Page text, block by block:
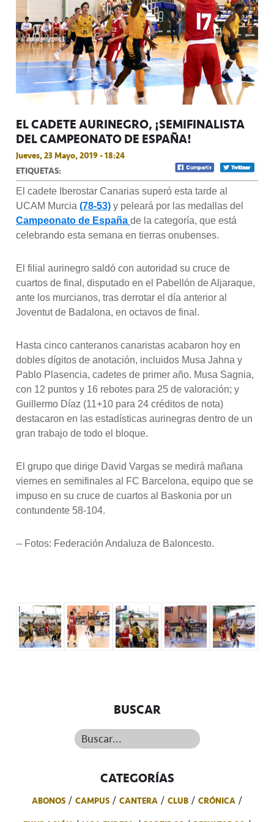
EL CADETE AURINEGRO, ¡SEMIFINALISTA
DEL CAMPEONATO DE ESPAÑA!
Jueves, 23 Mayo, 2019 - 18:24
ETIQUETAS:
El cadete Iberostar Canarias superó esta tarde al
UCAM Murcia (78-53) y peleará por las medallas del
Campeonato de España de la categoría, que está
celebrando esta semana en tierras onubenses.
El filial aurinegro saldó con autoridad su cruce de
cuartos de final, disputado en el Pabellón de Aljaraque,
ante los murcianos, tras derrotar el día anterior al
Joventut de Badalona, en octavos de final.
Hasta cinco canteranos canaristas acabaron hoy en
dobles dígitos de anotación, incluidos Musa Jahna y
Pablo Plasencia, cadetes de primer año. Musa Sagnia,
con 12 puntos y 16 rebotes para 25 de valoración; y
Guillermo Díaz (11+10 para 24 créditos de nota)
destacaron en las estadísticas aurinegras dentro de un
gran trabajo de todo el bloque.
El grupo que dirige David Vargas se medirá mañana
viernes en semifinales al FC Barcelona, equipo que se
impuso en su cruce de cuartos al Baskonia por un
contundente 58-104.
-- Fotos: Federación Andaluza de Baloncesto.
BUSCAR
Buscar...
CATEGORÍAS
ABONOS CAMPUS CANTERA CLUB
CRÓNICA